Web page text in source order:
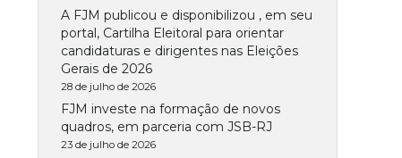
A FJM publicou e disponibilizou , em seu
portal, Cartilha Eleitoral para orientar
candidaturas e dirigentes nas Eleições
Gerais de 2026
28 de julho de 2026
FJM investe na formação de novos
quadros, em parceria com JSB-RJ
23 de julho de 2026